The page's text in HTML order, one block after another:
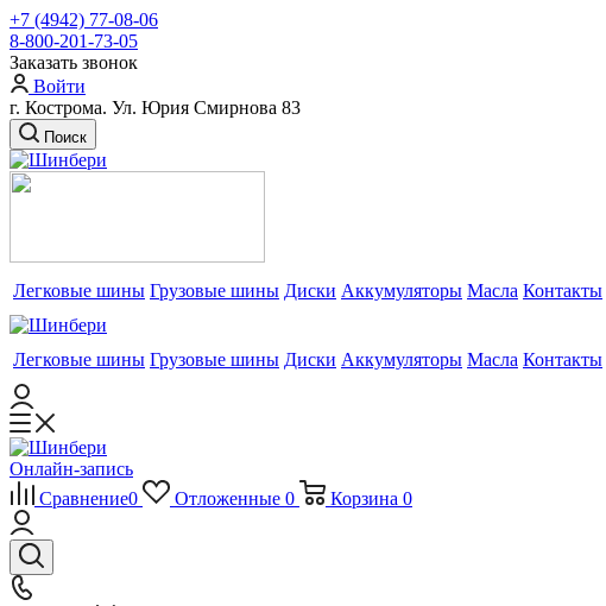
+7 (4942) 77-08-06
8-800-201-73-05
Заказать звонок
Войти
г. Кострома. Ул. Юрия Смирнова 83
Поиск
Легковые шины Грузовые шины Диски Аккумуляторы Масла Контакты
Легковые шины Грузовые шины Диски Аккумуляторы Масла Контакты
Онлайн-запись
Сравнение0 Отложенные 0 Корзина 0